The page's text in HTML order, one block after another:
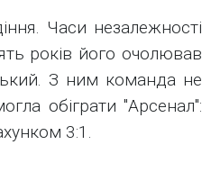
Часи незалежності
років його очолював
З ним команда не
обіграти "Арсенал":
3:1.